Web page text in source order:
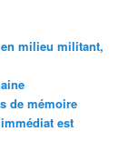
milieu militant,
de mémoire
est